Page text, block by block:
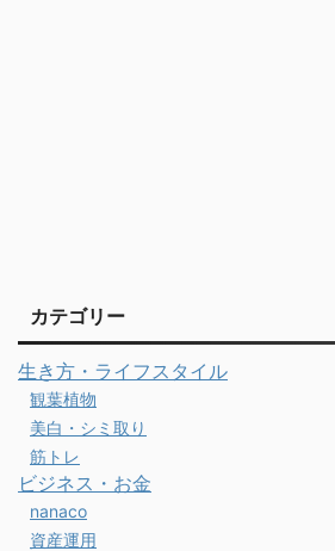
カテゴリー
生き方・ライフスタイル
観葉植物
美白・シミ取り
筋トレ
ビジネス・お金
nanaco
資産運用